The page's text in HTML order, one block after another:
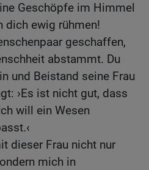
Geschöpfe im Himmel
dich ewig rühmen!
geschaffen,
abstammt. Du
und Beistand seine Frau
›Es ist nicht gut, dass
will ein Wesen
dieser Frau nicht nur
mich in